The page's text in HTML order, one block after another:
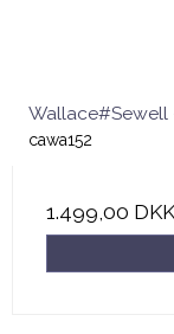
cawa152
1.499,00 DKK